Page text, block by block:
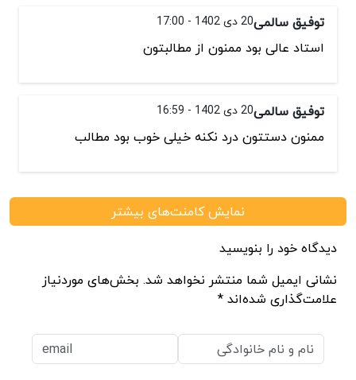
توفیق سالمی20 دی 1402 - 17:00
استاد عالی بود ممنون از مطالبتون
توفیق سالمی20 دی 1402 - 16:59
ممنون دستتون درد نکنه خیلی خوب بود مطالب
نمایش کامنت‌های بیشتر
دیدگاه خود را بنویسید
نشانی ایمیل شما منتشر نخواهد شد. بخش‌های موردنیاز
علامت‌گذاری شده‌اند *